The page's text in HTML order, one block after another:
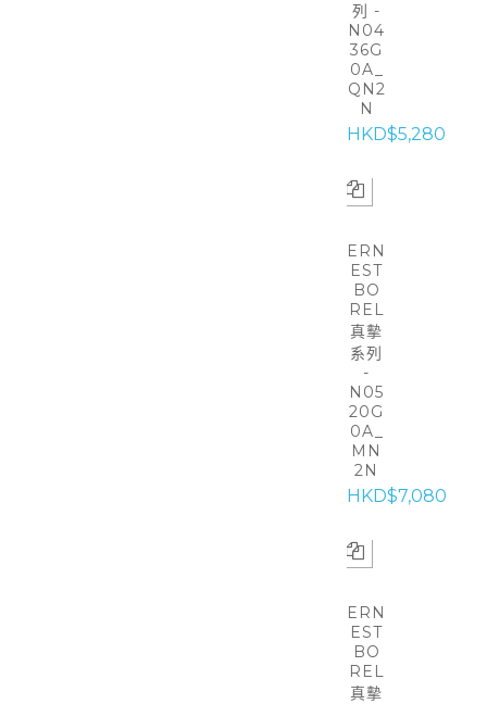
列 -
N04
36G
0A_
QN2
N
HKD$5,280
ERN
EST
BO
REL
真摰
系列
-
N05
20G
0A_
MN
2N
HKD$7,080
ERN
EST
BO
REL
真摰